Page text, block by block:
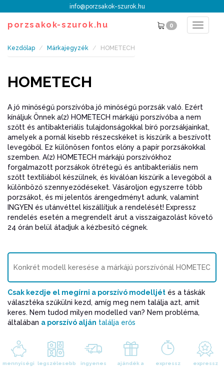
info@porzsakok-szurok.hu
porzsakok-szurok.hu 0
Toggle
Kezdőlap Márkajegyzék HOMETECH
HOMETECH
A jó minőségű porszívóba jó minőségű porzsák való. Ezért
kínáljuk Önnek a(z) HOMETECH márkájú porszívóba a nem
szőtt és antibakteriális tulajdonságokkal bíró porzsákjainkat,
amelyek a pornál kisebb részecskéket is kiszűrik a beszívott
levegőből. Ez különösen fontos előny a papír porzsákokkal
szemben. A(z) HOMETECH márkájú porszívókhoz
forgalmazott porzsákok ötrétegű és antibakteriális nem
szőtt textíliából készülnek, és kiválóan kiszűrik a levegőből a
különböző szennyeződéseket. Vásároljon egyszerre több
porzsákot, és mi jelentős árengedményt adunk, valamint
INGYEN és utánvéttel kiszállítjuk a rendelését! Expressz
rendelés esetén a megrendelt árut a visszaigazolást követő
24 órán belül átadjuk a kézbesítő cégnek.
Csak kezdje el megírni a porszívó modelljét és a táskák
választéka szűkülni kezd, amíg meg nem találja azt, amit
keres. Nem tudod milyen modelled van? Nem probléma,
általában a porszívó alján találja erős
mennyiségi
legszélesebb
ingyenes
ajándék a
expressz
expressz